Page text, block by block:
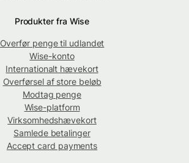
Produkter fra Wise
Overfør penge til udlandet
Wise-konto
Internationalt hævekort
Overførsel af store beløb
Modtag penge
Wise-platform
Virksomhedshævekort
Samlede betalinger
Accept card payments